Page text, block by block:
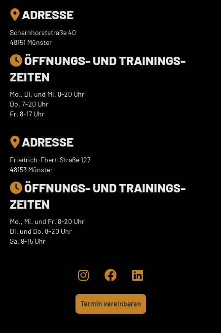
 ADRESSE
Scharnhorststraße 40
48151 Münster
 ADRESSE
Friedrich-Ebert-Straße 127
48153 Münster
  
ÖFFNUNGS- UND TRAININGS­
ZEITEN
Mo., Di. und Mi. 8-20 Uhr
Do. 7-20 Uhr
Fr. 8-17 Uhr
ÖFFNUNGS- UND TRAININGS­
ZEITEN
Mo., Mi. und Fr. 8-20 Uhr
Di. und Do. 8-20 Uhr
Sa. 9-15 Uhr
Termin vereinbaren